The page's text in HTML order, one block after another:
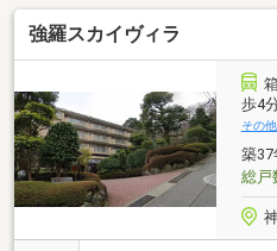
しの方へ是非オススメ
ご予約やご質問など、
ませ。
強羅スカイヴィラ
歩4
その
築
総戸